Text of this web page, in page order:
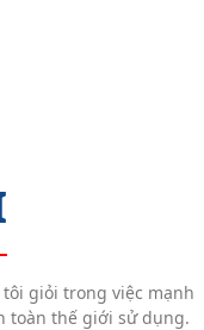
giỏi trong việc mạnh
toàn thế giới sử dụng.